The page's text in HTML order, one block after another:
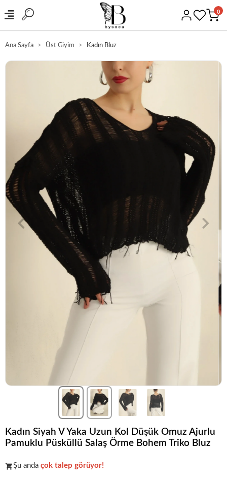
0
GÜVENLİ ALIŞVERİŞ
Ana Sayfa Üst Giyim Kadın Bluz
Kadın Siyah V Yaka Uzun Kol Düşük Omuz Ajurlu
Pamuklu Püsküllü Salaş Örme Bohem Triko Bluz
Koleksiyonunen sevilenparçalarından biri.
Şu anda çok talep görüyor!